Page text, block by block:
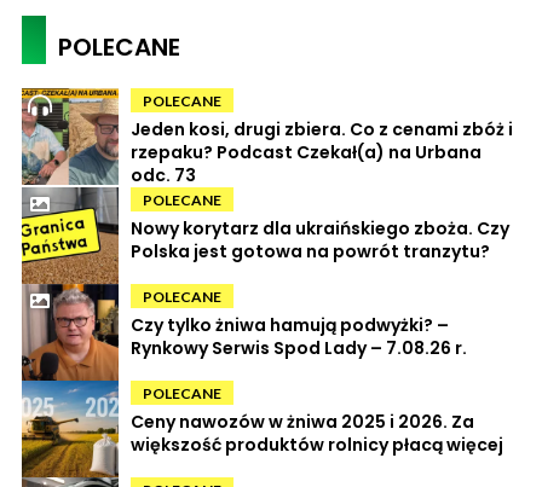
POLECANE
POLECANE
Jeden kosi, drugi zbiera. Co z cenami zbóż i
rzepaku? Podcast Czekał(a) na Urbana
odc. 73
POLECANE
Nowy korytarz dla ukraińskiego zboża. Czy
Polska jest gotowa na powrót tranzytu?
POLECANE
Czy tylko żniwa hamują podwyżki? –
Rynkowy Serwis Spod Lady – 7.08.26 r.
POLECANE
Ceny nawozów w żniwa 2025 i 2026. Za
większość produktów rolnicy płacą więcej